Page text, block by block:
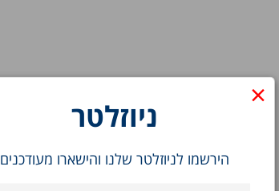
×
ניוזלטר
הירשמו לניוזלטר שלנו והישארו מעודכנים